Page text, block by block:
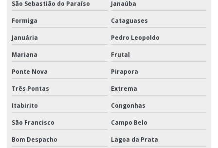
São Sebastião do Paraíso Janaúba
Formiga Cataguases
Januária Pedro Leopoldo
Mariana Frutal
Ponte Nova Pirapora
Três Pontas Extrema
Itabirito Congonhas
São Francisco Campo Belo
Bom Despacho Lagoa da Prata